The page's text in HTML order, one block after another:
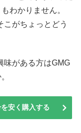
わかりません。
がちょっとどう
味がある方はGMG
安く購入する